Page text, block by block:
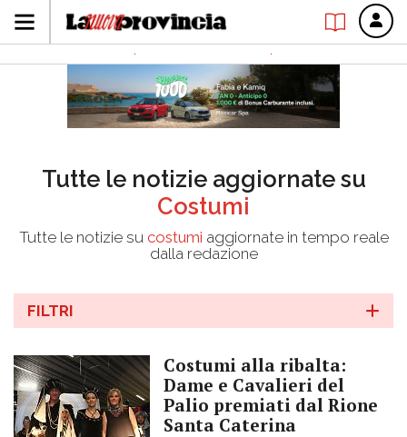
Tutte le notizie aggiornate su
Costumi
Tutte le notizie su costumi aggiornate in tempo reale
dalla redazione
FILTRI
Costumi alla ribalta:
Dame e Cavalieri del
Palio premiati dal Rione
Santa Caterina